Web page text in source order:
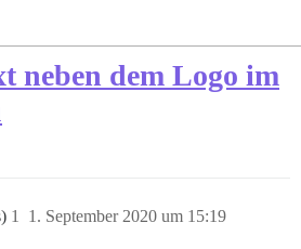
neben dem Logo im
1. September 2020 um 15:19
1